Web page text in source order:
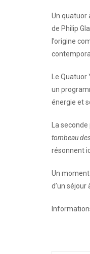
Un quatuor
de Philip
l’origine
Le
un
énergie et
La
tombeau
résonnent
Un
d’un séjour